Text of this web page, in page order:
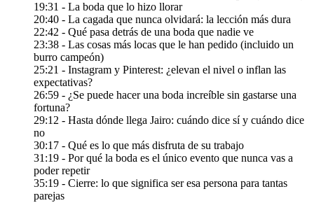
19:31 - La boda que lo hizo llorar
20:40 - La cagada que nunca olvidará: la lección más dura
22:42 - Qué pasa detrás de una boda que nadie ve
23:38 - Las cosas más locas que le han pedido (incluido un
burro campeón)
25:21 - Instagram y Pinterest: ¿elevan el nivel o inflan las
expectativas?
26:59 - ¿Se puede hacer una boda increíble sin gastarse una
fortuna?
29:12 - Hasta dónde llega Jairo: cuándo dice sí y cuándo dice
no
30:17 - Qué es lo que más disfruta de su trabajo
31:19 - Por qué la boda es el único evento que nunca vas a
poder repetir
35:19 - Cierre: lo que significa ser esa persona para tantas
parejas